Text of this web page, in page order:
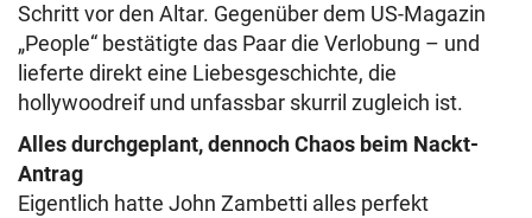
Schritt vor den Altar. Gegenüber dem US-Magazin
„People“ bestätigte das Paar die Verlobung – und
lieferte direkt eine Liebesgeschichte, die
hollywoodreif und unfassbar skurril zugleich ist.
Alles durchgeplant, dennoch Chaos beim Nackt-
Antrag
Eigentlich hatte John Zambetti alles perfekt